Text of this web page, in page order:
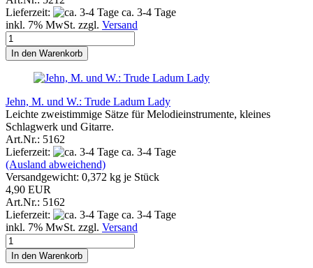
Lieferzeit:
ca. 3-4 Tage
inkl. 7% MwSt. zzgl. Versand
In den Warenkorb
Jehn, M. und W.: Trude Ladum Lady
Leichte zweistimmige Sätze für Melodieinstrumente, kleines
Schlagwerk und Gitarre.
Art.Nr.: 5162
Lieferzeit:
ca. 3-4 Tage
(Ausland abweichend)
Versandgewicht: 0,372 kg je Stück
4,90 EUR
Art.Nr.: 5162
Lieferzeit:
ca. 3-4 Tage
inkl. 7% MwSt. zzgl. Versand
In den Warenkorb